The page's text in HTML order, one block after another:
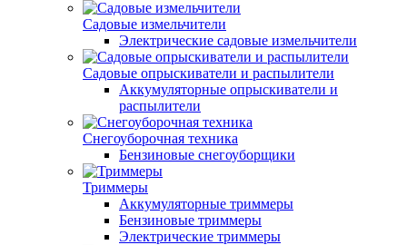
Садовые измельчители
Электрические садовые измельчители
Садовые опрыскиватели и распылители
Аккумуляторные опрыскиватели и
распылители
Снегоуборочная техника
Бензиновые снегоуборщики
Триммеры
Аккумуляторные триммеры
Бензиновые триммеры
Электрические триммеры